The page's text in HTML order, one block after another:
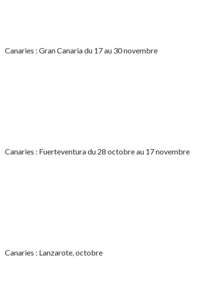
Canaries : Gran Canaria du 17 au 30 novembre
Canaries : Fuerteventura du 28 octobre au 17 novembre
Canaries : Lanzarote, octobre